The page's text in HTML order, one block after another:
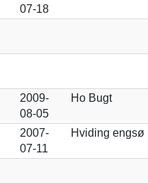
07-18
2009-
08-05
Ho Bugt
2007-
07-11
Hviding engsø